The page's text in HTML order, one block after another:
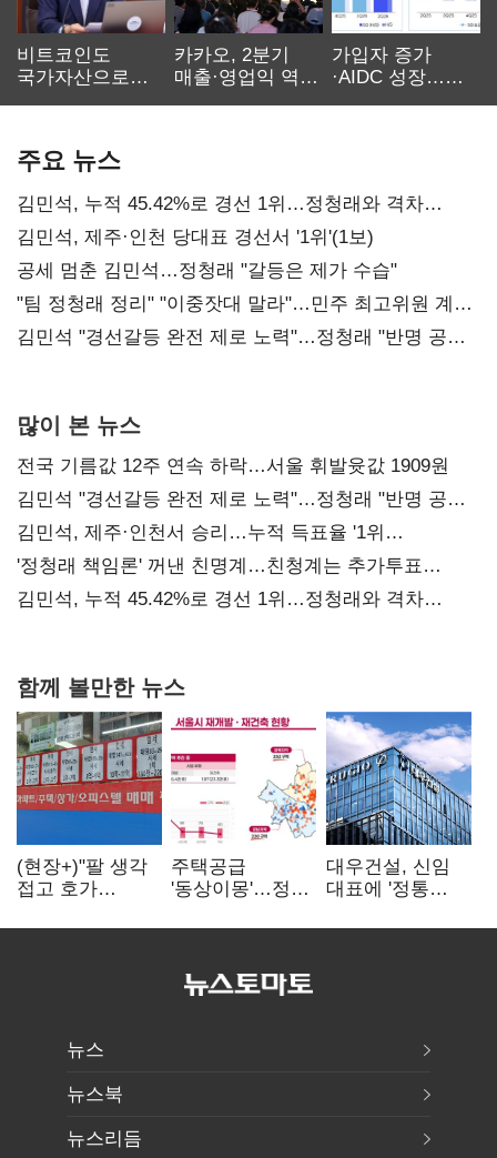
비트코인도
국가자산으로…'
카카오, 2분기
매출·영업익 역대
가입자 증가
·AIDC 성장…
주요 뉴스
김민석, 누적 45.42%로 경선 1위…정청래와 격차
0.86%p(2보)
김민석, 제주·인천 당대표 경선서 '1위'(1보)
공세 멈춘 김민석…정청래 "갈등은 제가 수습"
"팀 정청래 정리" "이중잣대 말라"…민주 최고위원 계파
다툼 격화
김민석 "경선갈등 완전 제로 노력"…정청래 "반명 공세
많이 본 뉴스
전국 기름값 12주 연속 하락…서울 휘발윳값 1909원
김민석 "경선갈등 완전 제로 노력"…정청래 "반명 공세
사과부터"
김민석, 제주·인천서 승리…누적 득표율 '1위
탈환'(종합)
'정청래 책임론' 꺼낸 친명계…친청계는 추가투표
때리기
김민석, 누적 45.42%로 경선 1위…정청래와 격차
함께 볼만한 뉴스
(현장+)"팔 생각
접고 호가
똘똘한 한 채'
주택공급
'동상이몽'…정부
없으면 '공수표'
대우건설, 신임
대표에 '정통
부사장 내정
뉴스
뉴스북
뉴스리듬